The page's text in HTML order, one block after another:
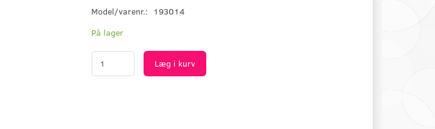
Model/varenr.:
193014
På lager
Læg i kurv